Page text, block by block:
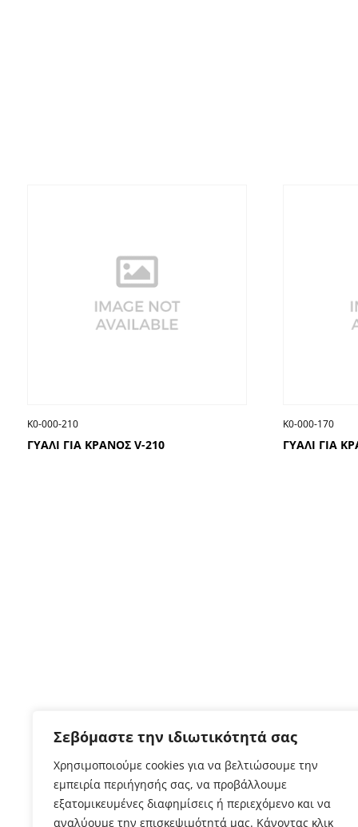
Σεβόμαστε την ιδιωτικότητά σας
Χρησιμοποιούμε cookies για να βελτιώσουμε την
εμπειρία περιήγησής σας, να προβάλλουμε
εξατομικευμένες διαφημίσεις ή περιεχόμενο και να
αναλύουμε την επισκεψιμότητά μας. Κάνοντας κλικ
ΓΥΑΛΙ ΓΙΑ ΚΡΑΝΟΣ V-210
Κ0-000-210
ΓΥΑΛΙ ΓΙΑ
Κ0-000-170